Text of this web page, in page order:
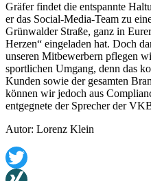
Gräfer findet die entspannte
er das Social-Media-Team zu
Grünwalder Straße, ganz in
Herzen“ eingeladen hat. Doch
unseren Mitbewerbern pflegen
sportlichen Umgang, denn das
Kunden sowie der gesamten
können wir jedoch aus
entgegnete der Sprecher der
Autor: Lorenz Klein